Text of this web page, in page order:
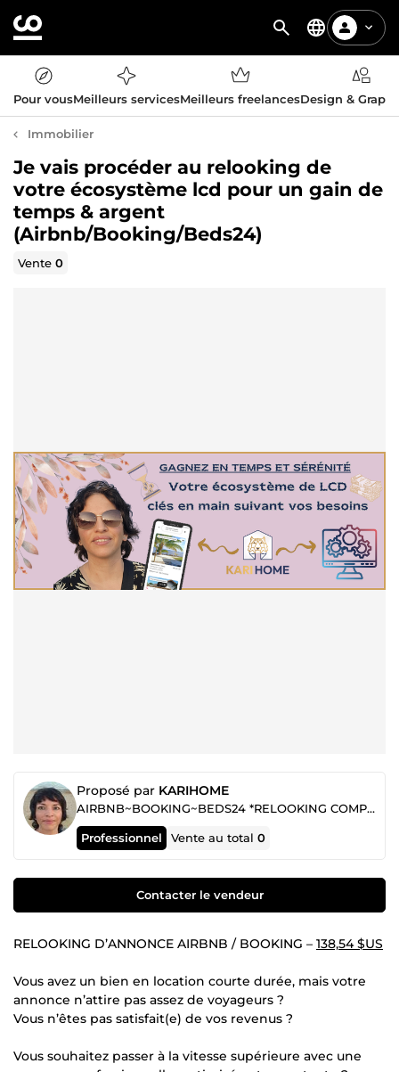
Pour vousMeilleurs servicesMeilleurs freelancesDesign &
Immobilier
Je vais procéder au relooking de
votre écosystème lcd pour un gain de
temps & argent
(Airbnb/Booking/Beds24)
Vente0
Proposé par KARIHOME
AIRBNB~BOOKING~BEDS24 *RELOOKING COMPLET de votre écosystème LCD pour un GAIN de TEMPS et d'ARGENT !
Professionnel Vente au total0
Contacter le vendeur
RELOOKING D’ANNONCE AIRBNB / BOOKING – 138,54 $US
Vous avez un bien en location courte durée, mais votre
annonce n’attire pas assez de voyageurs ?
Vous n’êtes pas satisfait(e) de vos revenus ?
Vous souhaitez passer à la vitesse supérieure avec une